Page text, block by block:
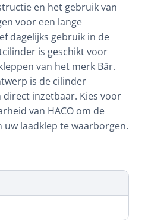
en het gebruik van
voor een lange
dagelijks gebruik in de
is geschikt voor
van het merk Bär.
is de cilinder
inzetbaar. Kies voor
van HACO om de
laadklep te waarborgen.